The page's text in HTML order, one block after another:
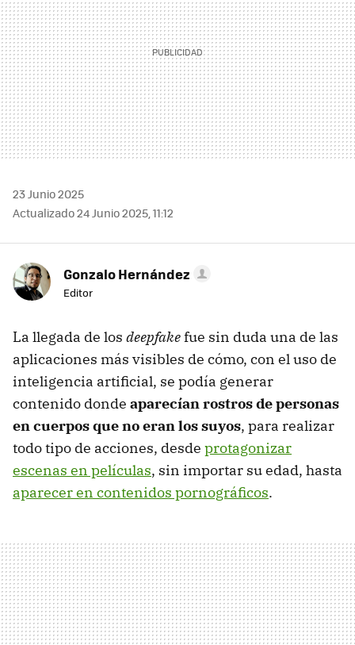
23 Junio 2025
Actualizado 24 Junio 2025, 11:12
Gonzalo Hernández
Editor
La llegada de los deepfakefue sin duda una de las
aplicaciones más visibles de cómo, con el uso de
inteligencia artificial, se podía generar
contenido donde aparecían rostros de personas
en cuerpos que no eran los suyos, para realizar
todo tipo de acciones, desde protagonizar
escenas en películas, sin importar su edad, hasta
aparecer en contenidos pornográficos.